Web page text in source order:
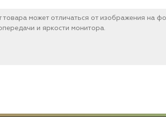
товара может отличаться от изображения на
и яркости монитора.